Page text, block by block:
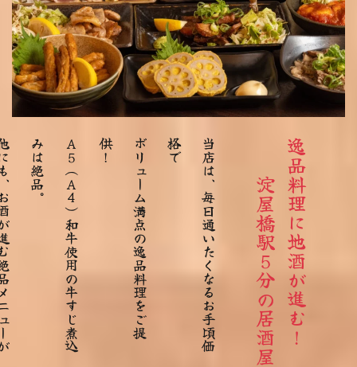
逸品料理に地酒が進む！
淀屋橋駅５分の居酒屋
当
店
は
、
毎
日
通
い
た
く
な
る
お
手
頃
価
格
で
ボ
リ
ュ
ー
ム
満
点
の
逸
品
料
理
を
ご
提
供
！
Ａ
５
（
Ａ
４
）
和
牛
使
用
の
牛
す
じ
煮
込
み
は
絶
品
。